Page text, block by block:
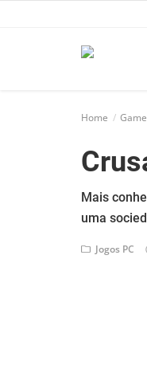
Home
Mais
uma
Jogos PC